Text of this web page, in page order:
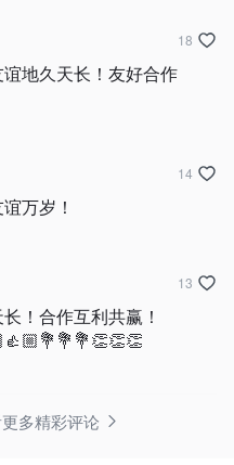
地久天长！友好合作
18
万岁！
14
！合作互利共赢！
13
多精彩评论